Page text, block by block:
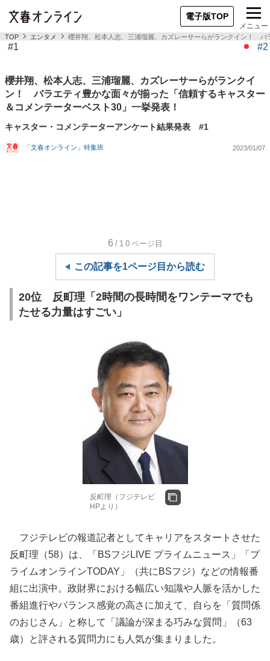
電子版TOP
メニュー
TOP エンタメ 櫻井翔、松本人志、三浦瑠麗、カズレーサーらがランクイン！ バ
#1 #2
櫻井翔、松本人志、三浦瑠麗、カズレーサーらがランクイ
ン！ バラエティ豊かな面々が揃った「信頼するキャスター
＆コメンテーターベスト30」一挙発表！
キャスター・コメンテーターアンケート結果発表 #1
「文春オンライン」特集班 2023/01/07
6 /10 ページ目
この記事を1ページ目から読む
20位 反町理「2時間の長時間をワンテーマでも
たせる力量はすごい」
反町理（フジテレビ
HPより）
フジテレビの報道記者としてキャリアをスタートさせた
反町理（58）は、「BSフジLIVE プライムニュース」「プ
ライムオンラインTODAY」（共にBSフジ）などの情報番
組に出演中。政財界における幅広い知識や人脈を活かした
番組進行やバランス感覚の高さに加えて、自らを「質問係
のおじさん」と称して「議論が深まる巧みな質問」（63
歳）と評される質問力にも人気が集まりました。